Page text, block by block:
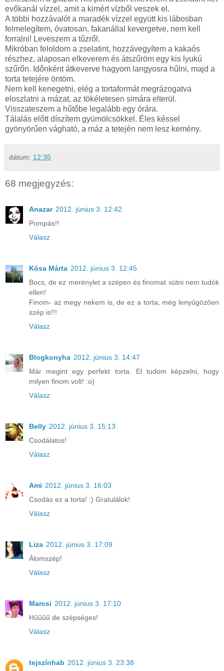
evőkanál vízzel, amit a kimért vízből veszek el.
A többi hozzávalót a maradék vízzel együtt kis lábosban
felmelegítem, óvatosan, fakanállal kevergetve, nem kell
forralni! Leveszem a tűzről.
Mikróban feloldom a zselatint, hozzávegyítem a kakaós
részhez, alaposan elkeverem és átszűröm egy kis lyukú
szűrőn. Időnként átkeverve hagyom langyosra hűlni, majd a
torta tetejére öntöm.
Nem kell kenegetni, elég a tortaformát megrázogatva
eloszlatni a mázat, az tökéletesen simára elterül.
Visszateszem a hűtőbe legalább egy órára.
Tálalás előtt díszítem gyümölcsökkel. Éles késsel
gyönyörűen vágható, a máz a tetején nem lesz kemény.
dátum: 12:35
68 megjegyzés:
Anazar 2012. június 3. 12:42
Pompás!!
Válasz
Kósa Márta 2012. június 3. 12:45
Bocs, de ez merénylet a szépen és finomat sütni nem tudók
ellen!
Finom- az megy nekem is, de ez a torta, még lenyűgözően
szép is!!!
Válasz
Blogkonyha 2012. június 3. 14:47
Már megint egy perfekt torta. El tudom képzelni, hogy
milyen finom volt! :o)
Válasz
Belly 2012. június 3. 15:13
Csodálatos!
Válasz
Ami 2012. június 3. 16:03
Csodás ez a torta! :) Gratulálok!
Válasz
Liza 2012. június 3. 17:09
Álomszép!
Válasz
Marcsi 2012. június 3. 17:10
Hűűűű de szépséges!
Válasz
tejszínhab 2012. június 3. 23:38